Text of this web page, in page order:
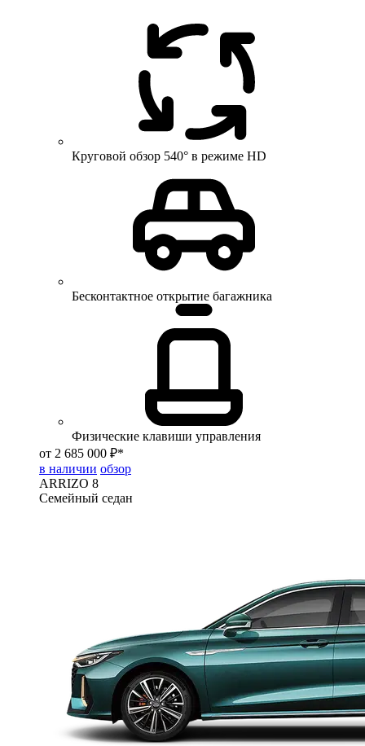
Круговой обзор 540° в режиме HD
Бесконтактное открытие багажника
Физические клавиши управления
от 2 685 000 ₽*
в наличии обзор
ARRIZO 8
Семейный седан